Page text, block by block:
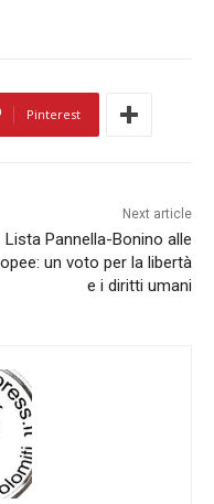
Pinterest
Next article
Lista Pannella-Bonino alle
un voto per la libertà
e i diritti umani